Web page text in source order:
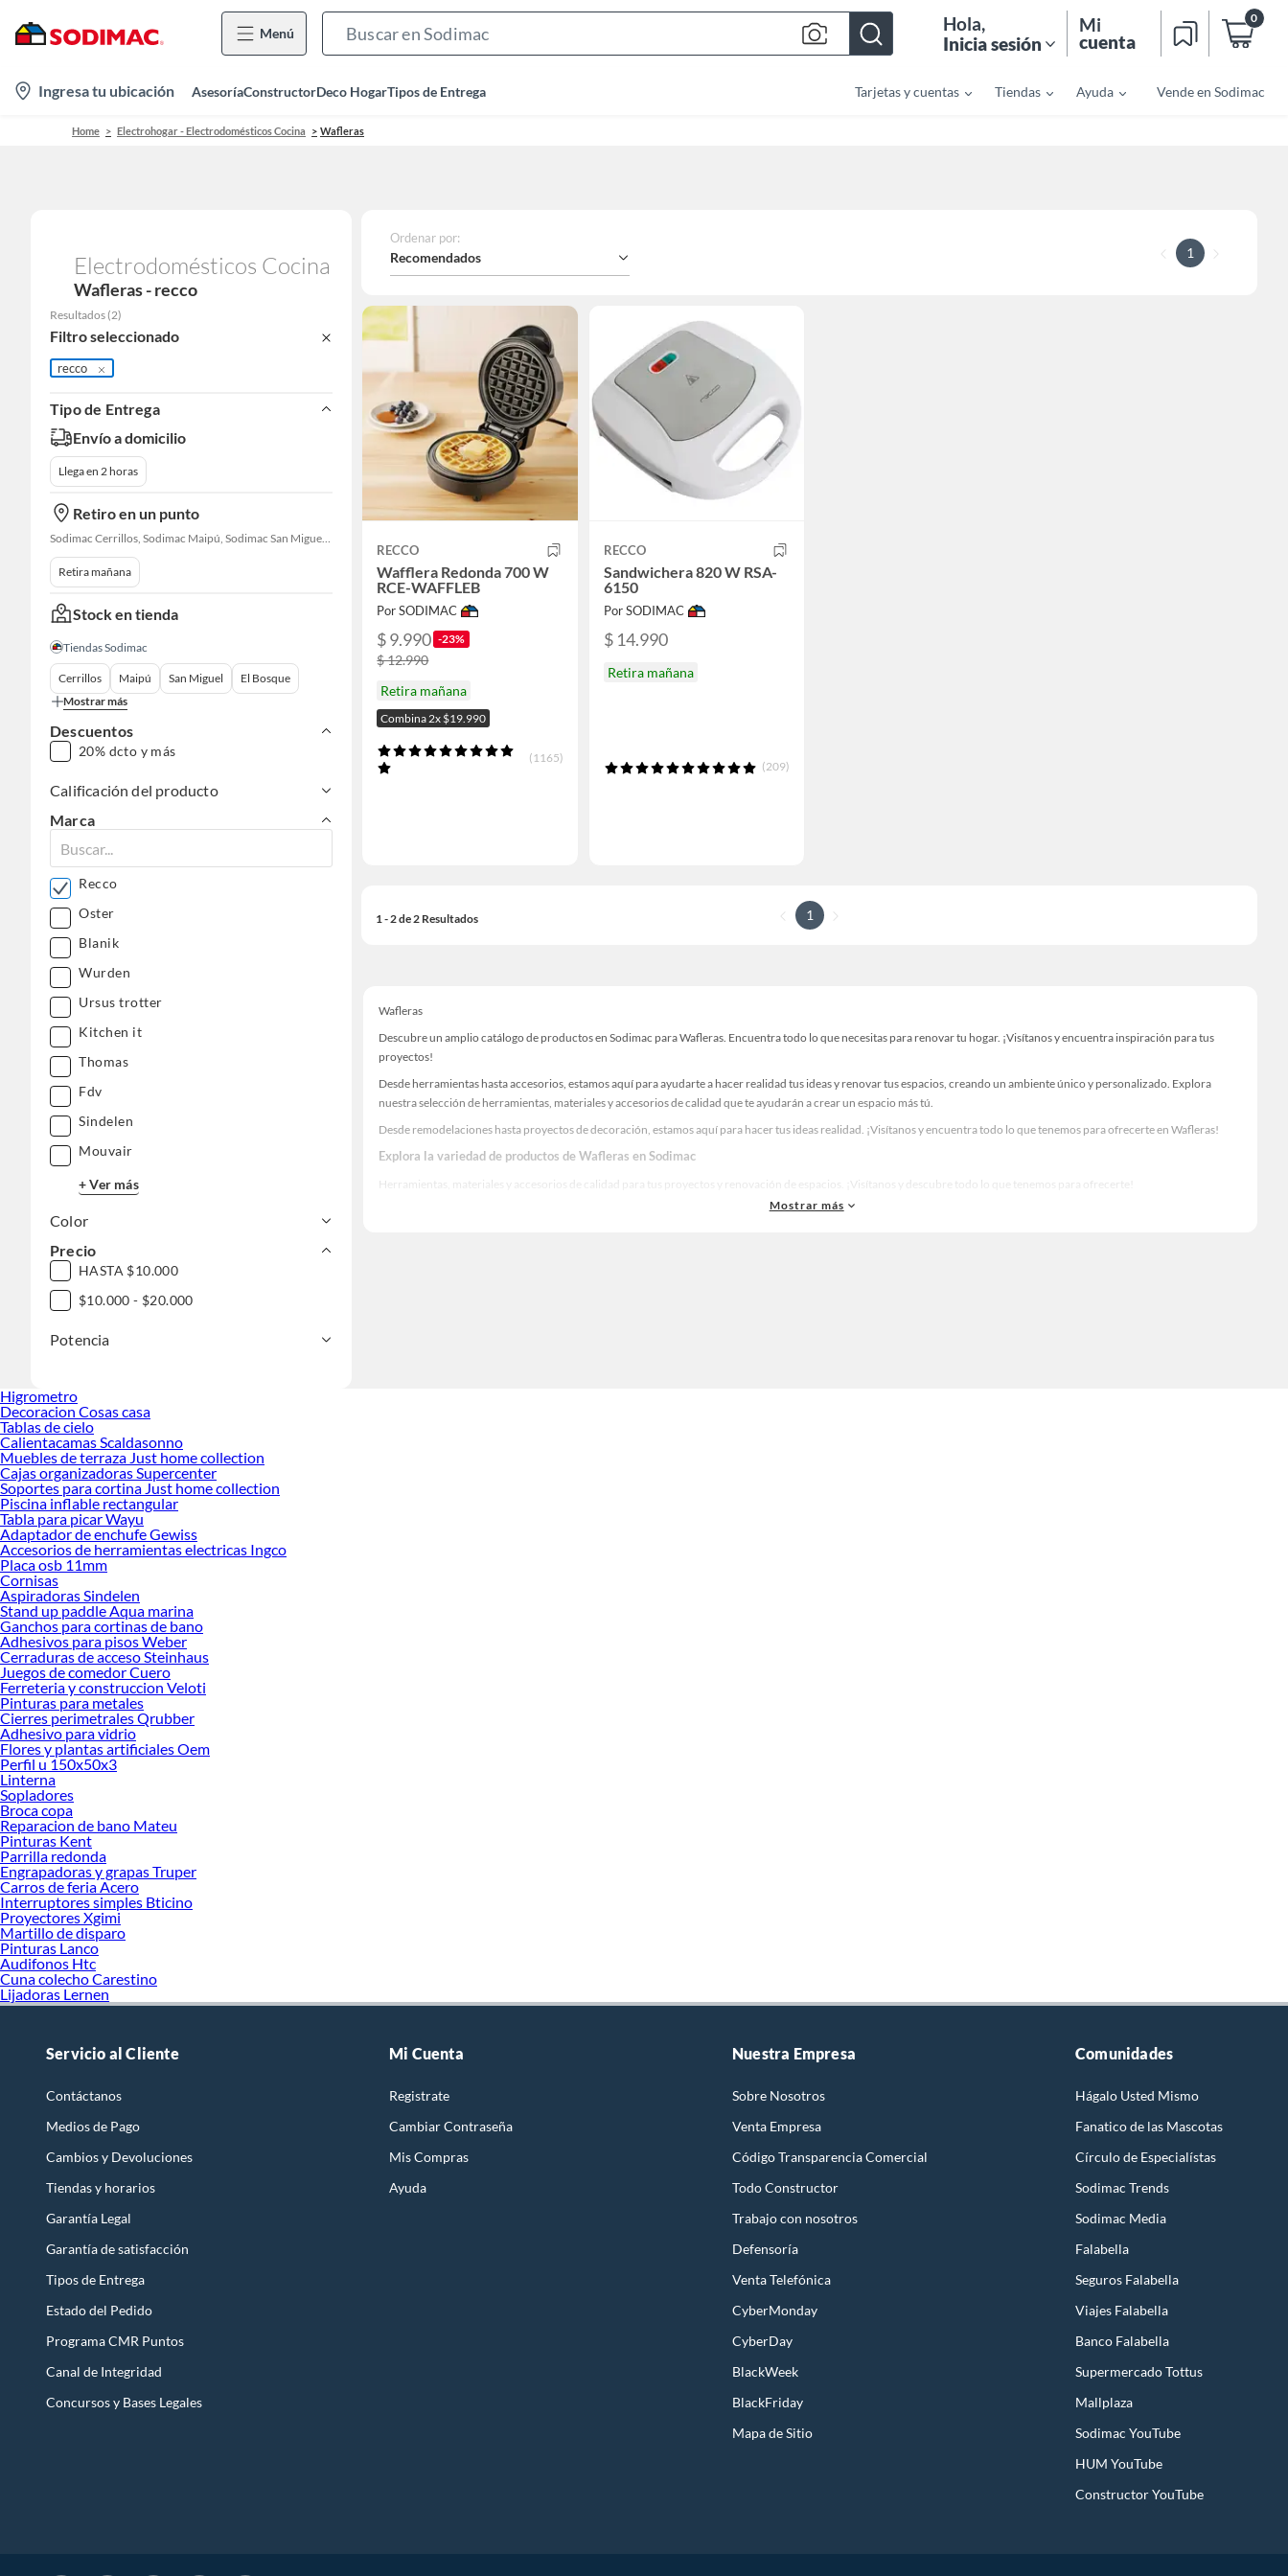
Menú
Bar
Hola,
Inicia sesión
Mi
cuenta
0
location-
icon
Ingresa tu ubicación AsesoríaConstructorDeco HogarTipos de Entrega Tarjetas y cuentas Tiendas Ayuda Vende en Sodimac
Home Electrohogar - Electrodomésticos Cocina Wafleras
Electrodomésticos Cocina
Wafleras - recco
Resultados (2)
Filtro seleccionado
recco
Tipo de Entrega
Envío a domicilio
Llega en 2 horas
Retiro en un punto
Sodimac Cerrillos, Sodimac Maipú, Sodimac San Miguel, Sodimac El Bosque, Sodimac San Bernardo, Sodimac Talagante, Sodimac San Fernando
Retira mañana
Stock en tienda
Tiendas Sodimac
Cerrillos Maipú San Miguel
El Bosque
Mostrar más
Descuentos
20% dcto y más
Calificación del producto
Marca
Recco
Oster
Blanik
Wurden
Ursus trotter
Kitchen it
Thomas
Fdv
Sindelen
Mouvair
+ Ver más
Color
Precio
HASTA $10.000
$10.000 - $20.000
Potencia
Ordenar por:
Recomendados 1
RECCO
Wafflera Redonda 700 W
RCE-WAFFLEB
Por SODIMAC
$ 9.990 -23%
$ 12.990
Retira mañana
Combina 2x $19.990
(1165)
RECCO
Sandwichera 820 W RSA-
6150
Por SODIMAC
$ 14.990
Retira mañana
(209)
1 - 2 de 2 Resultados 1
Wafleras
Descubre un amplio catálogo de productos en Sodimac para Wafleras. Encuentra todo lo que necesitas para renovar tu hogar. ¡Visítanos y encuentra inspiración para tus
proyectos!
Desde herramientas hasta accesorios, estamos aquí para ayudarte a hacer realidad tus ideas y renovar tus espacios, creando un ambiente único y personalizado. Explora
nuestra selección de herramientas, materiales y accesorios de calidad que te ayudarán a crear un espacio más tú.
Desde remodelaciones hasta proyectos de decoración, estamos aquí para hacer tus ideas realidad. ¡Visítanos y encuentra todo lo que tenemos para ofrecerte en Wafleras!
Explora la variedad de productos de Wafleras en Sodimac
Herramientas, materiales y accesorios de calidad para tus proyectos y renovación de espacios. ¡Visítanos y descubre todo lo que tenemos para ofrecerte!
Encuentra una amplia variedad de productos de Wafleras en Sodimac. Encuentra todo lo necesario para tus proyectos de renovación y decoración. ¡Visítanos y haz tus ideas
Mostrar más
Higrometro
Decoracion Cosas casa
Tablas de cielo
Calientacamas Scaldasonno
Muebles de terraza Just home collection
Cajas organizadoras Supercenter
Soportes para cortina Just home collection
Piscina inflable rectangular
Tabla para picar Wayu
Adaptador de enchufe Gewiss
Accesorios de herramientas electricas Ingco
Placa osb 11mm
Cornisas
Aspiradoras Sindelen
Stand up paddle Aqua marina
Ganchos para cortinas de bano
Adhesivos para pisos Weber
Cerraduras de acceso Steinhaus
Juegos de comedor Cuero
Ferreteria y construccion Veloti
Pinturas para metales
Cierres perimetrales Qrubber
Adhesivo para vidrio
Flores y plantas artificiales Oem
Perfil u 150x50x3
Linterna
Sopladores
Broca copa
Reparacion de bano Mateu
Pinturas Kent
Parrilla redonda
Engrapadoras y grapas Truper
Carros de feria Acero
Interruptores simples Bticino
Proyectores Xgimi
Martillo de disparo
Pinturas Lanco
Audifonos Htc
Cuna colecho Carestino
Lijadoras Lernen
Servicio al Cliente
Contáctanos
Medios de Pago
Cambios y Devoluciones
Tiendas y horarios
Garantía Legal
Garantía de satisfacción
Tipos de Entrega
Estado del Pedido
Programa CMR Puntos
Canal de Integridad
Concursos y Bases Legales
Mi Cuenta
Registrate
Cambiar Contraseña
Mis Compras
Ayuda
Nuestra Empresa
Sobre Nosotros
Venta Empresa
Código Transparencia Comercial
Todo Constructor
Trabajo con nosotros
Defensoría
Venta Telefónica
CyberMonday
CyberDay
BlackWeek
BlackFriday
Mapa de Sitio
Comunidades
Hágalo Usted Mismo
Fanatico de las Mascotas
Círculo de Especialístas
Sodimac Trends
Sodimac Media
Falabella
Seguros Falabella
Viajes Falabella
Banco Falabella
Supermercado Tottus
Mallplaza
Sodimac YouTube
HUM YouTube
Constructor YouTube